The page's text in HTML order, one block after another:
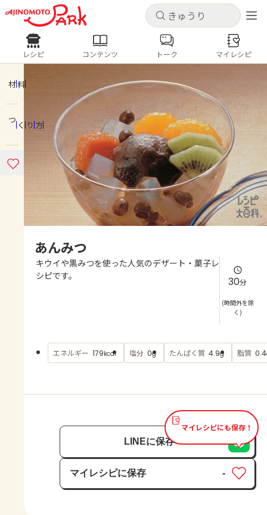
キャンセル
ログインするとレシピを保存できます
新規登録
ホーム
コンテンツ
レシピ
よくあるお問い合わせ
キャンセル
レシピ コンテンツ
人気の食材・レシピ
きゅうり なす トマト
とうもろこし
ピーマン
みょうが ゴーヤ
レシピ コンテンツ トーク マイレシピ
材料
つくり方
あんみつ
キウイや黒みつを使った人気のデザート・菓子レ
シピです。
30分
(時間外を除
く)
エネルギー 179kcal 塩分 0g たんぱく質 4.9g 脂質 0.4
マイレシピにも保存！
LINEに保存
マイレシピに保存
保存済み
-